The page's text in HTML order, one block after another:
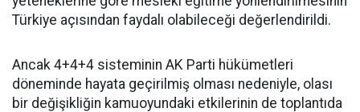
Türkiye açısından faydalı olabileceği değerlendirildi.
Ancak 4+4+4 sisteminin AK Parti hükümetleri
döneminde hayata geçirilmiş olması nedeniyle, olası
bir değişikliğin kamuoyundaki etkilerinin de toplantıda